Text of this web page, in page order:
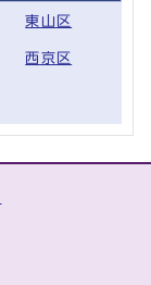
東山区
西京区